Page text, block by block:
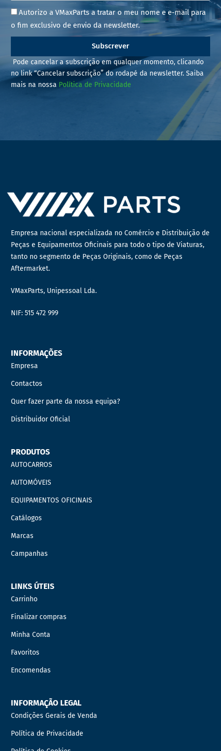
Autorizo a VMaxParts a tratar o meu nome e e-mail para
o fim exclusivo de envio da newsletter.
Subscrever
Pode cancelar a subscrição em qualquer momento, clicando
no link “Cancelar subscrição” do rodapé da newsletter. Saiba
mais na nossa Política de Privacidade
Empresa nacional especializada no Comércio e Distribuição de
Peças e Equipamentos Oficinais para todo o tipo de Viaturas,
tanto no segmento de Peças Originais, como de Peças
Aftermarket.
VMaxParts, Unipessoal Lda.
NIF: 515 472 999
INFORMAÇÕES
Empresa
Contactos
Quer fazer parte da nossa equipa?
Distribuidor Oficial
PRODUTOS
AUTOCARROS
AUTOMÓVEIS
EQUIPAMENTOS OFICINAIS
Catálogos
Marcas
Campanhas
LINKS ÚTEIS
Carrinho
Finalizar compras
Minha Conta
Favoritos
Encomendas
INFORMAÇÃO LEGAL
Condições Gerais de Venda
Política de Privacidade